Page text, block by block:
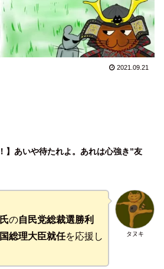
2021.09.21
】 あいや待たれよ。 あれは心強き”友
タヌキ
の自民党総裁選勝利
総理大臣就任を応援し